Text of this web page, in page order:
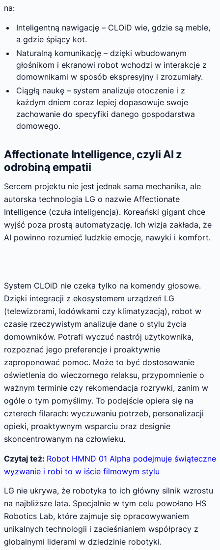
na:
Inteligentną nawigację – CLOiD wie, gdzie są meble,
a gdzie śpiący kot.
Naturalną komunikację – dzięki wbudowanym
głośnikom i ekranowi robot wchodzi w interakcje z
domownikami w sposób ekspresyjny i zrozumiały.
Ciągłą naukę – system analizuje otoczenie i z
każdym dniem coraz lepiej dopasowuje swoje
zachowanie do specyfiki danego gospodarstwa
domowego.
Affectionate Intelligence, czyli AI z
odrobiną empatii
Sercem projektu nie jest jednak sama mechanika, ale
autorska technologia LG o nazwie Affectionate
Intelligence (czuła inteligencja). Koreański gigant chce
wyjść poza prostą automatyzację. Ich wizja zakłada, że
AI powinno rozumieć ludzkie emocje, nawyki i komfort.
System CLOiD nie czeka tylko na komendy głosowe.
Dzięki integracji z ekosystemem urządzeń LG
(telewizorami, lodówkami czy klimatyzacją), robot w
czasie rzeczywistym analizuje dane o stylu życia
domowników. Potrafi wyczuć nastrój użytkownika,
rozpoznać jego preferencje i proaktywnie
zaproponować pomoc. Może to być dostosowanie
oświetlenia do wieczornego relaksu, przypomnienie o
ważnym terminie czy rekomendacja rozrywki, zanim w
ogóle o tym pomyślimy. To podejście opiera się na
czterech filarach: wyczuwaniu potrzeb, personalizacji
opieki, proaktywnym wsparciu oraz designie
skoncentrowanym na człowieku.
Czytaj też: Robot HMND 01 Alpha podejmuje świąteczne
wyzwanie i robi to w iście filmowym stylu
LG nie ukrywa, że robotyka to ich główny silnik wzrostu
na najbliższe lata. Specjalnie w tym celu powołano HS
Robotics Lab, które zajmuje się opracowywaniem
unikalnych technologii i zacieśnianiem współpracy z
globalnymi liderami w dziedzinie robotyki.